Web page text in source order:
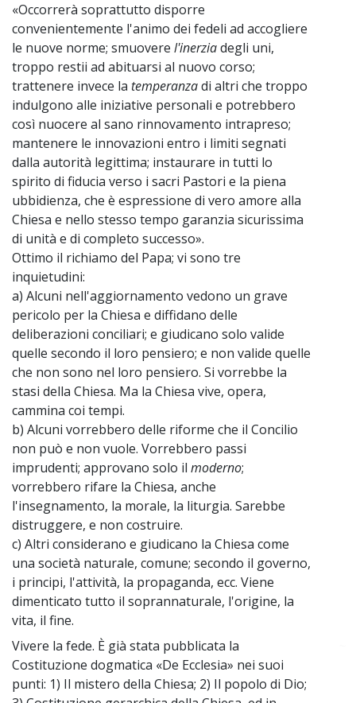
«Occorrerà soprattutto disporre
convenientemente l'animo dei fedeli ad accogliere
le nuove norme; smuovere l'inerziadegli uni,
troppo restii ad abituarsi al nuovo corso;
trattenere invece la temperanzadi altri che troppo
indulgono alle iniziative personali e potrebbero
così nuocere al sano rinnovamento intrapreso;
mantenere le innovazioni entro i limiti segnati
dalla autorità legittima; instaurare in tutti lo
spirito di fiducia verso i sacri Pastori e la piena
ubbidienza, che è espressione di vero amore alla
Chiesa e nello stesso tempo garanzia sicurissima
di unità e di completo successo».
Ottimo il richiamo del Papa; vi sono tre
inquietudini:
a) Alcuni nell'aggiornamento vedono un grave
pericolo per la Chiesa e diffidano delle
deliberazioni conciliari; e giudicano solo valide
quelle secondo il loro pensiero; e non valide quelle
che non sono nel loro pensiero. Si vorrebbe la
stasi della Chiesa. Ma la Chiesa vive, opera,
cammina coi tempi.
b) Alcuni vorrebbero delle riforme che il Concilio
non può e non vuole. Vorrebbero passi
imprudenti; approvano solo il moderno;
vorrebbero rifare la Chiesa, anche
l'insegnamento, la morale, la liturgia. Sarebbe
distruggere, e non costruire.
c) Altri considerano e giudicano la Chiesa come
una società naturale, comune; secondo il governo,
i principi, l'attività, la propaganda, ecc. Viene
dimenticato tutto il soprannaturale, l'origine, la
vita, il fine.
Vivere la fede. È già stata pubblicata la
Costituzione dogmatica «De Ecclesia» nei suoi
punti: 1) Il mistero della Chiesa; 2) Il popolo di Dio;